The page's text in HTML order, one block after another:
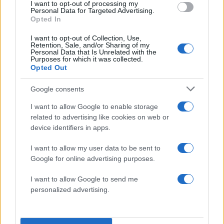
I want to opt-out of processing my
Personal Data for Targeted Advertising.
Opted In
I want to opt-out of Collection, Use,
Retention, Sale, and/or Sharing of my
Personal Data that Is Unrelated with the
Purposes for which it was collected.
Opted Out
Google consents
I want to allow Google to enable storage
related to advertising like cookies on web or
device identifiers in apps.
I want to allow my user data to be sent to
Google for online advertising purposes.
I want to allow Google to send me
personalized advertising.
του συστήματος εμβολιασμών. «Για παράδειγμα
καλό είναι, ένα άτομο το οποίο έχει υποχρέωση
εμβολιασμού και δεν έχει εκπληρώσει την
υποχρέωσή του και εμφανίζεται ξαφνικά με τεστ
νόσησης, να υποχρεούται σε διασταύρωση του
τεστ από δεύτερη δομή. Και μάλιστα με μοριακό
τεστ, έτσι ώστε να υπάρχει σίγουρη διάγνωση,
ότι είναι πράγματι θετικός. Γιατί κάποιοι θα
επιχειρήσουν να αποφύγουν τον εμβολιασμό,
επικαλούμενοι νόσο. Εφόσον έχουμε
στοιχειοθετημένες καταγγελίες να είστε βέβαιη
ότι ο πρώτος ο οποίος θα ενημερωθεί, θα είναι